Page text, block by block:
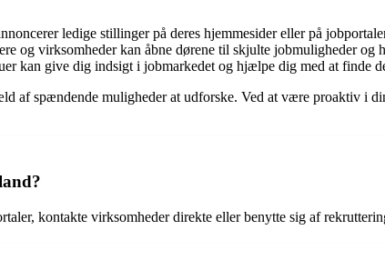
ledige stillinger på deres hjemmesider eller på
og virksomheder kan åbne dørene til skjulte jobmuligheder og
kan give dig indsigt i jobmarkedet og hjælpe dig med at finde
af spændende muligheder at udforske. Ved at være proaktiv i
kontakte virksomheder direkte eller benytte sig af